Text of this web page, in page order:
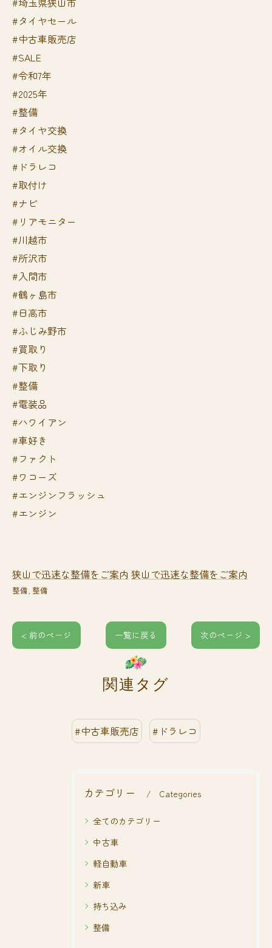
#タイヤセール
#中古車販売店
#SALE
#令和7年
#2025年
#整備
#タイヤ交換
#オイル交換
#ドラレコ
#取付け
#ナビ
#リアモニター
#川越市
#所沢市
#入間市
#鶴ヶ島市
#日高市
#ふじみ野市
#買取り
#下取り
#整備
#電装品
#ハワイアン
#車好き
#ファクト
#ワコーズ
#エンジンフラッシュ
#エンジン
狭山で迅速な整備をご案内 狭山で迅速な整備をご案内
整備 整備
< 前のページ 一覧に戻る 次のページ >
関連タグ
#中古車販売店 #ドラレコ
カテゴリー Categories
全てのカテゴリー
中古車
軽自動車
新車
持ち込み
整備